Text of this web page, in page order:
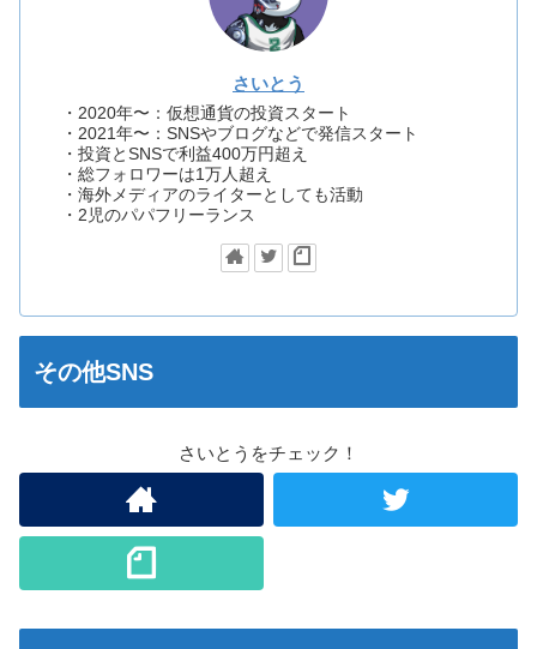
さいとう
・2020年〜：仮想通貨の投資スタート
・2021年〜：SNSやブログなどで発信スタート
・投資とSNSで利益400万円超え
・総フォロワーは1万人超え
・海外メディアのライターとしても活動
・2児のパパフリーランス
その他SNS
さいとうをチェック！